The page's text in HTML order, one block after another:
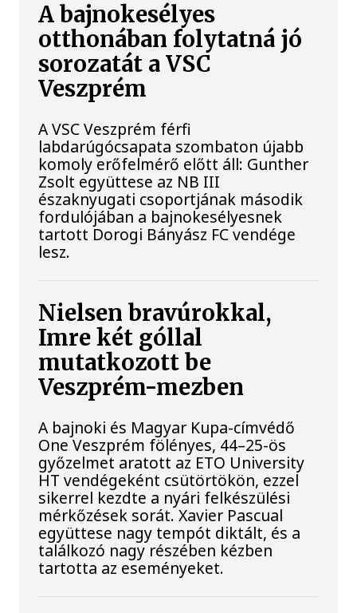
A bajnokesélyes
otthonában folytatná jó
sorozatát a VSC
Veszprém
A VSC Veszprém férfi
labdarúgócsapata szombaton újabb
komoly erőfelmérő előtt áll: Gunther
Zsolt együttese az NB III
északnyugati csoportjának második
fordulójában a bajnokesélyesnek
tartott Dorogi Bányász FC vendége
lesz.
Nielsen bravúrokkal,
Imre két góllal
mutatkozott be
Veszprém-mezben
A bajnoki és Magyar Kupa-címvédő
One Veszprém fölényes, 44–25-ös
győzelmet aratott az ETO University
HT vendégeként csütörtökön, ezzel
sikerrel kezdte a nyári felkészülési
mérkőzések sorát. Xavier Pascual
együttese nagy tempót diktált, és a
találkozó nagy részében kézben
tartotta az eseményeket.